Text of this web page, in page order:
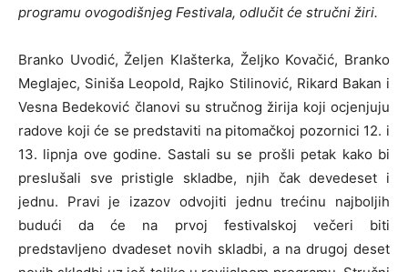
Podravlja
programu ovogodišnjeg Festivala, odlučit će stručni žiri.
Branko Uvodić, Željen Klašterka, Željko Kovačić, Branko
Meglajec, Siniša Leopold, Rajko Stilinović, Rikard Bakan i
Vesna Bedeković članovi su stručnog žirija koji ocjenjuju
radove koji će se predstaviti na pitomačkoj pozornici 12. i
13. lipnja ove godine. Sastali su se prošli petak kako bi
preslušali sve pristigle skladbe, njih čak devedeset i
jednu. Pravi je izazov odvojiti jednu trećinu najboljih
budući da će na prvoj festivalskoj večeri biti
predstavljeno dvadeset novih skladbi, a na drugoj deset